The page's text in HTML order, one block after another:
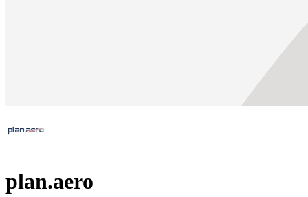
plan.aero